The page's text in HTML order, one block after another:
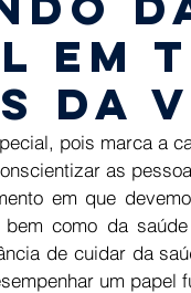
em
da
pois marca a
as
em que
como da
de cuidar da
um